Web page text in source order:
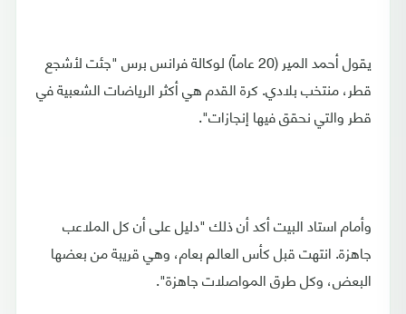
يقول أحمد المير (20 عاماً) لوكالة فرانس برس "جئت لأشجع
قطر، منتخب بلادي. كرة القدم هي أكثر الرياضات الشعبية في
قطر والتي نحقق فيها إنجازات".
وأمام استاد البيت أكد أن ذلك "دليل على أن كل الملاعب
جاهزة. انتهت قبل كأس العالم بعام، وهي قريبة من بعضها
البعض، وكل طرق المواصلات جاهزة".